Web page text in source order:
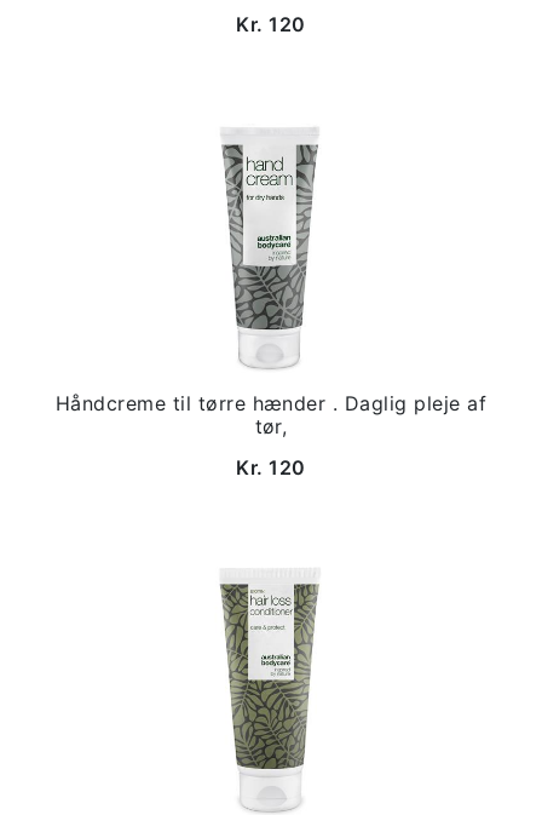
Kr. 120
Håndcreme til tørre hænder . Daglig pleje af
tør,
Kr. 120